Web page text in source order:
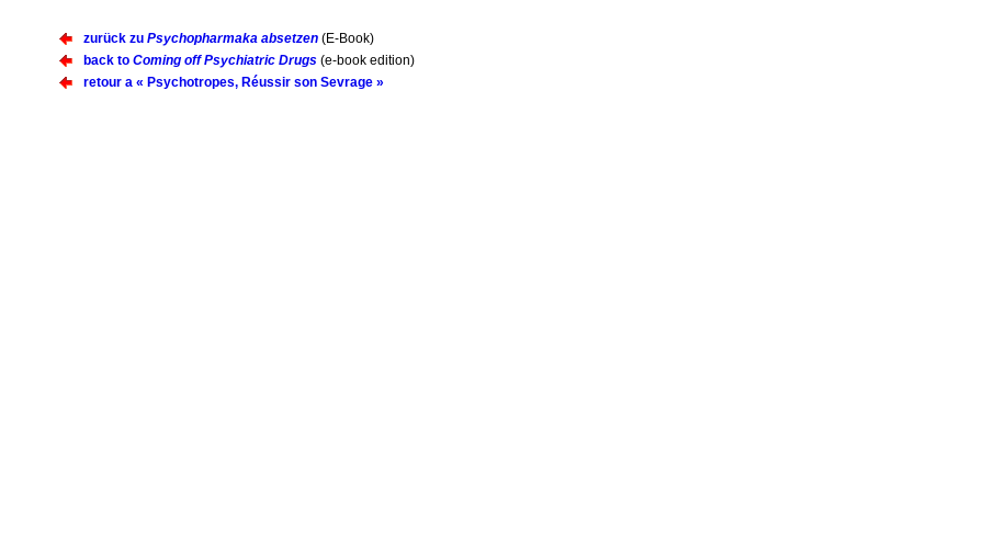
zurück zu Psychopharmaka absetzen (E-Book)
back to Coming off Psychiatric Drugs (e-book edition)
retour a « Psychotropes, Réussir son Sevrage »